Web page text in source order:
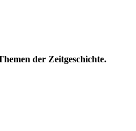
der Zeitgeschichte.